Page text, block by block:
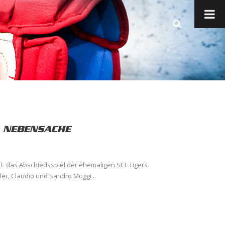
das Abschiedsspiel der ehemaligen SCL Tigers
Claudio und Sandro Moggi...